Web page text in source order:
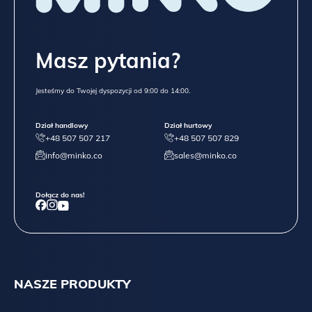
NASZE PRODUKTY
Masz pytania?
Jesteśmy do Twojej dyspozycji od 9:00 do 14:00.
Dział handlowy
+48 507 507 217
info@minko.co
Dział hurtowy
+48 507 507 829
sales@minko.co
Dołącz do nas!